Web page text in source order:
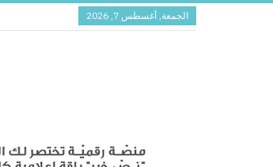
الجمعة, أغسطس 7, 2026